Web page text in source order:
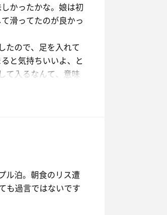
かったかな。娘は初
滑ってたのが良かっ
たので、足を入れて
と気持ちいいよ、と
て入るなんて、意味
ル泊。朝食のリス遭
も過言ではないです